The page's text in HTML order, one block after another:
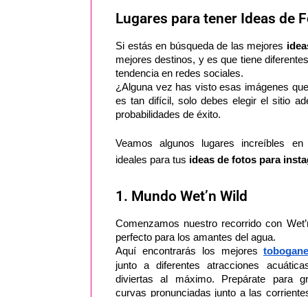
Lugares para tener Ideas de
Si estás en búsqueda de las mejores
mejores destinos, y es que tiene
tendencia en redes sociales.
¿Alguna vez has visto esas imágenes
es tan difícil, solo debes elegir el sitio
probabilidades de éxito.
Veamos algunos lugares increíbles en
ideales para tus ideas de fotos para
1. Mundo Wet’n Wild
Comenzamos nuestro recorrido con
perfecto para los amantes del agua.
Aquí encontrarás los mejores
junto a diferentes atracciones
diviertas al máximo. Prepárate para
curvas pronunciadas junto a las